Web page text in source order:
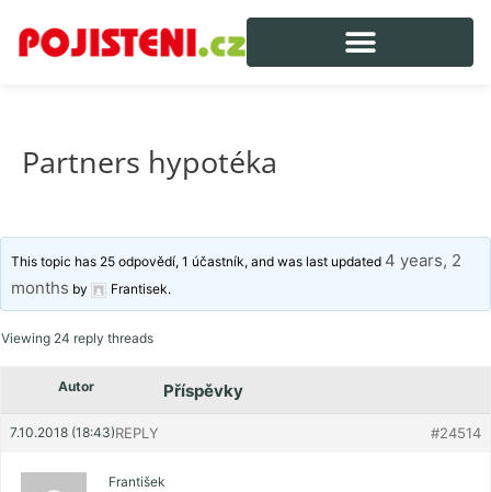
Partners hypotéka
This topic has 25 odpovědí, 1 účastník, and was last updated 4 years, 2
months by Frantisek.
Viewing 24 reply threads
Autor Příspěvky
7.10.2018 (18:43) #24514
REPLY
František